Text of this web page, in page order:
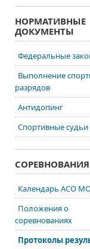
НОРМАТИВНЫЕ
ДОКУМЕНТЫ
Федеральные
Выполнение
разрядов
Антидопинг
Спортивные судьи
СОРЕВНОВАНИЯ
Календарь АСО
Положения о
соревнованиях
Протоколы